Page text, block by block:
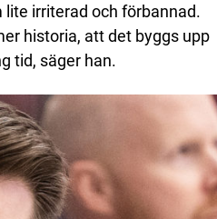
irriterad och förbannad.
historia, att det byggs upp
tid, säger han.